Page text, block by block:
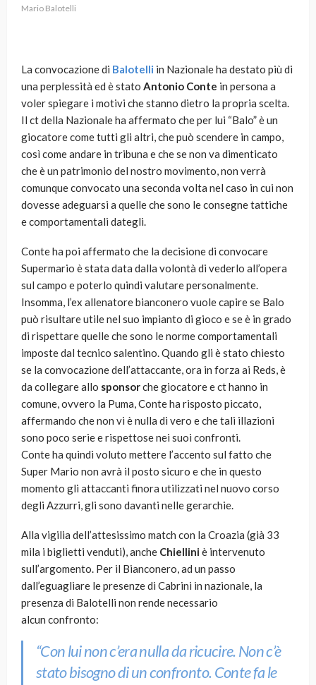
Mario Balotelli
La convocazione di Balotelli in Nazionale ha destato più di
una perplessità ed è stato Antonio Conte in persona a
voler spiegare i motivi che stanno dietro la propria scelta.
Il ct della Nazionale ha affermato che per lui “Balo” è un
giocatore come tutti gli altri, che può scendere in campo,
così come andare in tribuna e che se non va dimenticato
che è un patrimonio del nostro movimento, non verrà
comunque convocato una seconda volta nel caso in cui non
dovesse adeguarsi a quelle che sono le consegne tattiche
e comportamentali dategli.
Conte ha poi affermato che la decisione di convocare
Supermario è stata data dalla volontà di vederlo all’opera
sul campo e poterlo quindi valutare personalmente.
Insomma, l’ex allenatore bianconero vuole capire se Balo
può risultare utile nel suo impianto di gioco e se è in grado
di rispettare quelle che sono le norme comportamentali
imposte dal tecnico salentino. Quando gli è stato chiesto
se la convocazione dell’attaccante, ora in forza ai Reds, è
da collegare allo sponsorche giocatore e ct hanno in
comune, ovvero la Puma, Conte ha risposto piccato,
affermando che non vi è nulla di vero e che tali illazioni
sono poco serie e rispettose nei suoi confronti.
Conte ha quindi voluto mettere l’accento sul fatto che
Super Mario non avrà il posto sicuro e che in questo
momento gli attaccanti finora utilizzati nel nuovo corso
degli Azzurri, gli sono davanti nelle gerarchie.
Alla vigilia dell’attesissimo match con la Croazia (già 33
mila i biglietti venduti), anche Chielliniè intervenuto
sull’argomento. Per il Bianconero, ad un passo
dall’eguagliare le presenze di Cabrini in nazionale, la
presenza di Balotelli non rende necessario
alcun confronto:
“Con lui non c’era nulla da ricucire. Non c’è
stato bisogno di un confronto. Conte fa le